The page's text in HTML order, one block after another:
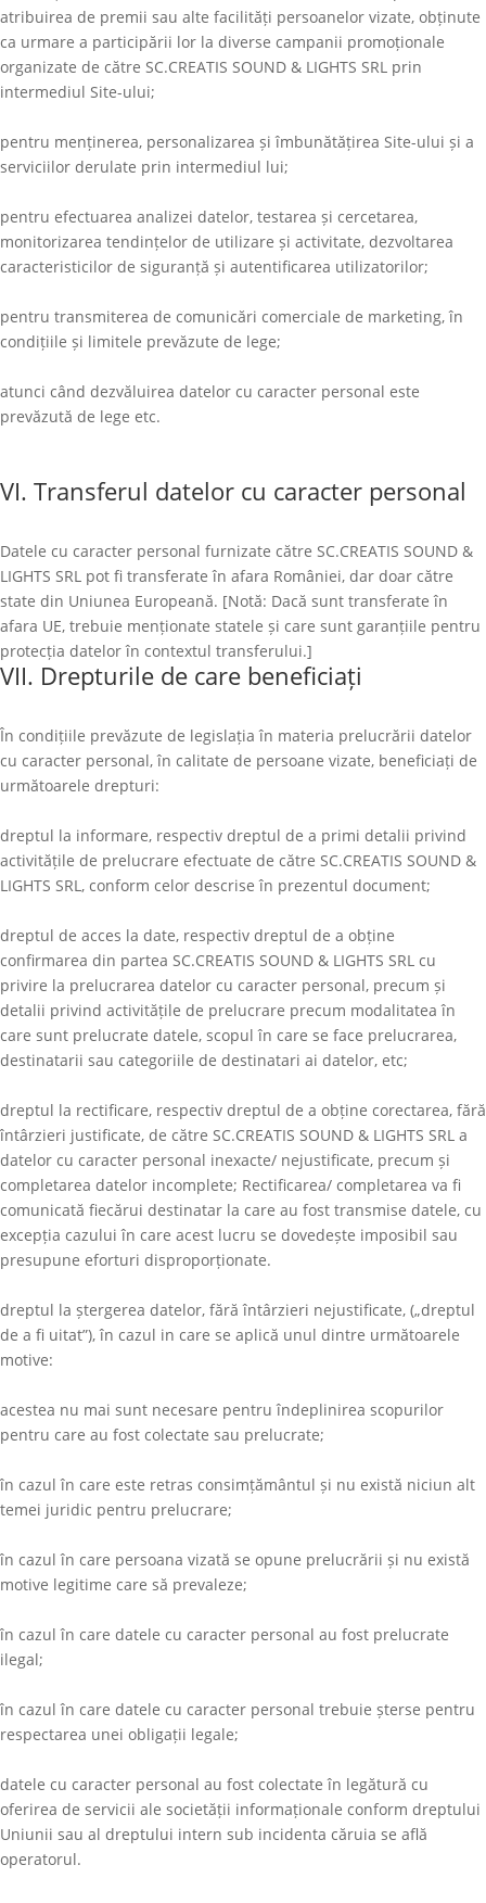
atribuirea de premii sau alte facilități persoanelor vizate, obținute
ca urmare a participării lor la diverse campanii promoționale
organizate de către SC.CREATIS SOUND & LIGHTS SRL prin
intermediul Site-ului;
pentru menținerea, personalizarea și îmbunătățirea Site-ului și a
serviciilor derulate prin intermediul lui;
pentru efectuarea analizei datelor, testarea și cercetarea,
monitorizarea tendințelor de utilizare și activitate, dezvoltarea
caracteristicilor de siguranță și autentificarea utilizatorilor;
pentru transmiterea de comunicări comerciale de marketing, în
condițiile și limitele prevăzute de lege;
atunci când dezvăluirea datelor cu caracter personal este
prevăzută de lege etc.
VI. Transferul datelor cu caracter personal
Datele cu caracter personal furnizate către SC.CREATIS SOUND &
LIGHTS SRL pot fi transferate în afara României, dar doar către
state din Uniunea Europeană. [Notă: Dacă sunt transferate în
afara UE, trebuie menționate statele și care sunt garanțiile pentru
protecția datelor în contextul transferului.]
VII. Drepturile de care beneficiați
În condițiile prevăzute de legislația în materia prelucrării datelor
cu caracter personal, în calitate de persoane vizate, beneficiați de
următoarele drepturi:
dreptul la informare, respectiv dreptul de a primi detalii privind
activitățile de prelucrare efectuate de către SC.CREATIS SOUND &
LIGHTS SRL, conform celor descrise în prezentul document;
dreptul de acces la date, respectiv dreptul de a obține
confirmarea din partea SC.CREATIS SOUND & LIGHTS SRL cu
privire la prelucrarea datelor cu caracter personal, precum și
detalii privind activitățile de prelucrare precum modalitatea în
care sunt prelucrate datele, scopul în care se face prelucrarea,
destinatarii sau categoriile de destinatari ai datelor, etc;
dreptul la rectificare, respectiv dreptul de a obține corectarea, fără
întârzieri justificate, de către SC.CREATIS SOUND & LIGHTS SRL a
datelor cu caracter personal inexacte/ nejustificate, precum și
completarea datelor incomplete; Rectificarea/ completarea va fi
comunicată fiecărui destinatar la care au fost transmise datele, cu
excepția cazului în care acest lucru se dovedește imposibil sau
presupune eforturi disproporționate.
dreptul la ștergerea datelor, fără întârzieri nejustificate, („dreptul
de a fi uitat”), în cazul in care se aplică unul dintre următoarele
motive:
acestea nu mai sunt necesare pentru îndeplinirea scopurilor
pentru care au fost colectate sau prelucrate;
în cazul în care este retras consimțământul și nu există niciun alt
temei juridic pentru prelucrare;
în cazul în care persoana vizată se opune prelucrării și nu există
motive legitime care să prevaleze;
în cazul în care datele cu caracter personal au fost prelucrate
ilegal;
în cazul în care datele cu caracter personal trebuie șterse pentru
respectarea unei obligații legale;
datele cu caracter personal au fost colectate în legătură cu
oferirea de servicii ale societății informaționale conform dreptului
Uniunii sau al dreptului intern sub incidenta căruia se află
operatorul.